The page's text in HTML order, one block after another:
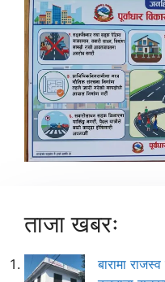
ताजा खबरः
बारामा